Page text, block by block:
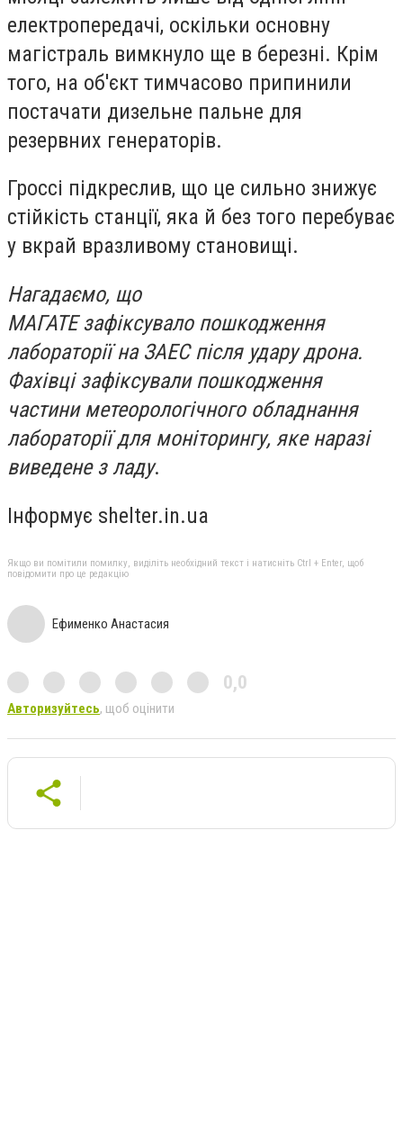
електропередачі, оскільки основну
магістраль вимкнуло ще в березні. Крім
того, на об'єкт тимчасово припинили
постачати дизельне пальне для
резервних генераторів.
Гроссі підкреслив, що це сильно знижує
стійкість станції, яка й без того перебуває
у вкрай вразливому становищі.
Нагадаємо, що
МАГАТЕзафіксувалопошкодження
лабораторії на ЗАЕС після удару дрона.
Фахівці зафіксували пошкодження
частини метеорологічного обладнання
лабораторії для моніторингу, яке наразі
виведене з ладу.
Інформує shelter.in.ua
Якщо ви помітили помилку, виділіть необхідний текст і натисніть Ctrl + Enter, щоб
повідомити про це редакцію
Ефименко Анастасия
0,0
Авторизуйтесь, щоб оцінити